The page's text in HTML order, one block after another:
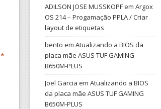
*
ADILSON JOSE MUSSKOPFem Argox
OS 214 – Progamação PPLA / Criar
layout de etiquetas
bento em Atualizando a BIOS da
placa mãe ASUS TUF GAMING
B650M-PLUS
Joel Garcia em Atualizando a BIOS
da placa mãe ASUS TUF GAMING
B650M-PLUS